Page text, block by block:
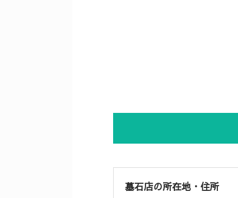
墓石店の所在地・住所